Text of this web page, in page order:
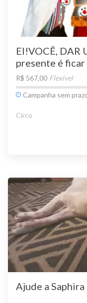
EI!VOCÊ, DAR
presente é
R$ 567,00 Flexível
Campanha sem
Circo
Ajude a Saphira